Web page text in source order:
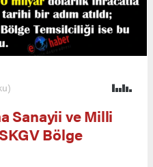
Sanayii ve Milli
Bölge